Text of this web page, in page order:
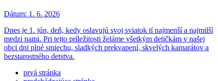
Dátum: 1. 6. 2026
Dnes je 1. jún, deň, kedy oslavujú svoj sviatok tí najmenší a najmilší
medzi nami. Pri tejto príležitosti želáme všetkým detičkám v našej
obci dni plné smiechu, sladkých prekvapení, skvelých kamarátov a
bezstarostného detstva.
prvá stránka